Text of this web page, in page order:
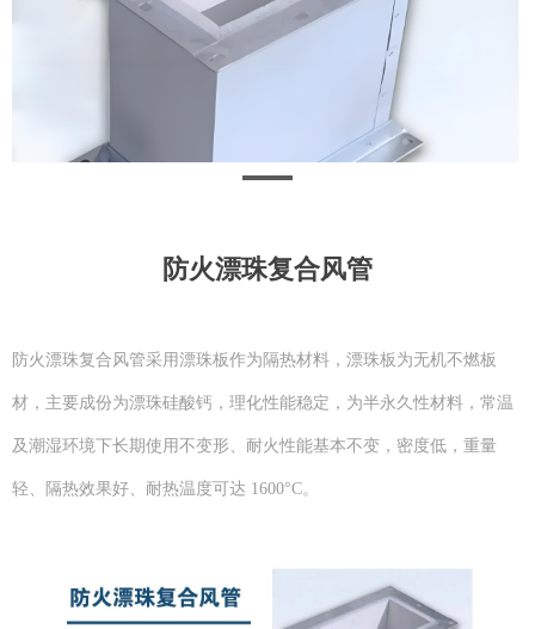
防火漂珠复合风管
防火漂珠复合风管采用漂珠板作为隔热材料，漂珠板为无机不燃板
材，主要成份为漂珠硅酸钙，理化性能稳定，为半永久性材料，常温
及潮湿环境下长期使用不变形、耐火性能基本不变，密度低，重量
轻、隔热效果好、耐热温度可达 1600°C。